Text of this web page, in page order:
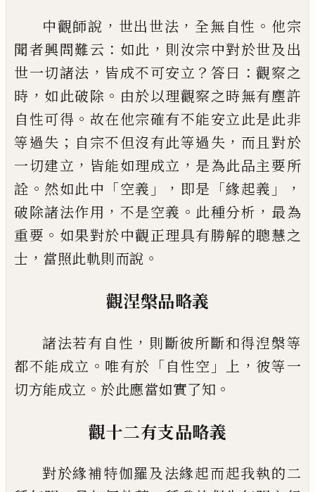
中觀師說 ， 世出世法 ，全無自性 。 他宗
聞者興問難云 ： 如此 ， 則汝宗中對於世及出
世一切諸法 ， 皆成不可安立 ？ 答曰 ：觀察之
時 ， 如此破除 。 由於以理觀察之時無有塵許
自性可得 。 故在他宗確有不能安立此是此非
等過失 ； 自宗不但沒有此等過失 ， 而且對於
一切建立 ， 皆能如理成立 ， 是為此品主要所
詮 。 然如此中 「空義 」， 即是 「緣起義 」，
破除諸法作用 ， 不是空義 。 此種分析 ， 最為
重要 。 如果對於中觀正理具有勝解的聰慧之
士 ， 當照此軌則而說 。
觀涅槃品略義
諸法若有自性 ， 則斷彼所斷和得湼槃等
都不能成立 。 唯有於 「自性空 」 上 ， 彼等一
切方能成立 。 於此應當如實了知 。
觀十二有支品略義
對於緣補特伽羅及法緣起而起我執的二